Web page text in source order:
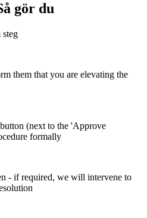
gör du
steg
them that you are elevating the
(next to the 'Approve
formally
- if required, we will intervene to